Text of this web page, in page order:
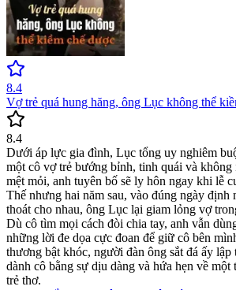
8.4
Vợ trẻ quá hung hăng, ông Lục không thể
8.4
Dưới áp lực gia đình, Lục tổng uy nghiêm
một cô vợ trẻ bướng bỉnh, tinh quái và
mệt mỏi, anh tuyên bố sẽ ly hôn ngay khi lễ
Thế nhưng hai năm sau, vào đúng ngày định
thoát cho nhau, ông Lục lại giam lỏng vợ
Dù cô tìm mọi cách đòi chia tay, anh vẫn
những lời đe dọa cực đoan để giữ cô bên
thương bật khóc, người đàn ông sắt đá ấy
dành cô bằng sự dịu dàng và hứa hẹn về một
trẻ thơ.